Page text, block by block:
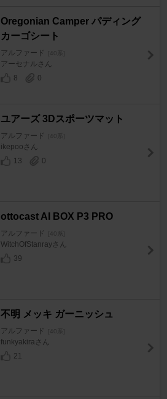
Oregonian Camper パディング
カーゴシート
アルファード [40系]
アーセナルさん
8
0
ユアーズ 3Dスポーツマット
アルファード [40系]
ikepooさん
13
0
ottocast AI BOX P3 PRO
アルファード [40系]
WitchOfStanrayさん
39
不明 メッキ ガーニッシュ
アルファード [40系]
funkyakiraさん
21